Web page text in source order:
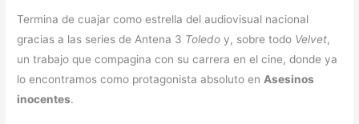
Termina de cuajar como estrella del audiovisual nacional
gracias a las series de Antena 3 Toledo y, sobre todo Velvet,
un trabajo que compagina con su carrera en el cine, donde ya
lo encontramos como protagonista absoluto en Asesinos
inocentes.